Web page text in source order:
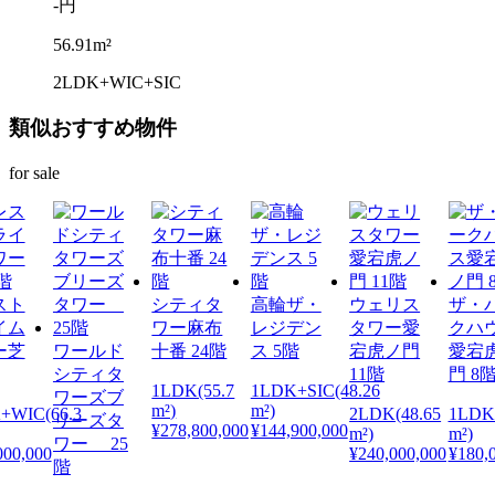
-円
56.91m²
2LDK+WIC+SIC
類似おすすめ物件
for sale
ト
ム
芝
ワールド
シティタ
ワーズブ
リーズタ
ワー 25
階
シティタ
ワー麻布
十番 24階
1LDK(55.7
m²)
¥278,800,000
高輪ザ・
レジデン
ス 5階
1LDK+SIC(48.26
m²)
¥144,900,000
ウェリス
タワー愛
宕虎ノ門
11階
2LDK(48.65
m²)
¥240,000,000
ザ・
クハ
愛宕
門 8
m²)